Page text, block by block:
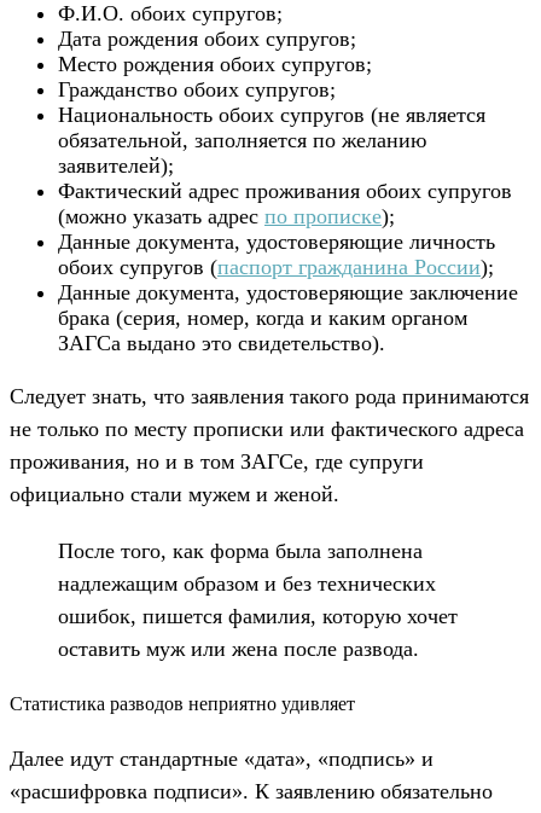
Ф.И.О. обоих супругов;
Дата рождения обоих супругов;
Место рождения обоих супругов;
Гражданство обоих супругов;
Национальность обоих супругов (не является
обязательной, заполняется по желанию
заявителей);
Фактический адрес проживания обоих супругов
(можно указать адрес по прописке);
Данные документа, удостоверяющие личность
обоих супругов (паспорт гражданина России);
Данные документа, удостоверяющие заключение
брака (серия, номер, когда и каким органом
ЗАГСа выдано это свидетельство).
Следует знать, что заявления такого рода принимаются
не только по месту прописки или фактического адреса
проживания, но и в том ЗАГСе, где супруги
официально стали мужем и женой.
После того, как форма была заполнена
надлежащим образом и без технических
ошибок, пишется фамилия, которую хочет
оставить муж или жена после развода.
Статистика разводов неприятно удивляет
Далее идут стандартные «дата», «подпись» и
«расшифровка подписи». К заявлению обязательно